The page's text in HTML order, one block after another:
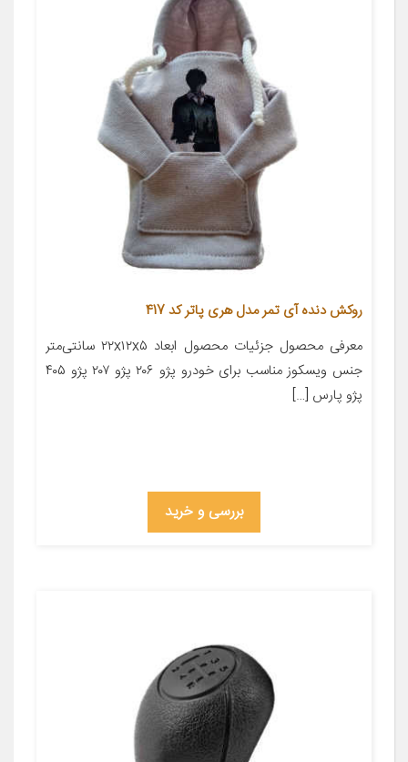
روکش دنده آی تمر مدل هری پاتر کد 417
معرفی محصول جزئیات محصول ابعاد ۲۲x۱۲x۵ سانتی‌متر
جنس ویسکوز مناسب برای خودرو پژو ۲۰۶ پژو ۲۰۷ پژو ۴۰۵
پژو پارس […]
بررسی و خرید